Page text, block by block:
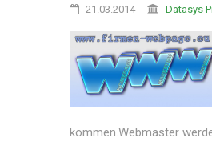
21.03.2014 Datasys
kommen.Webmaster